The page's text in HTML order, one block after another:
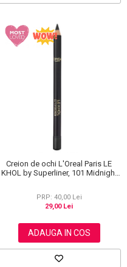
Creion de ochi L'Oreal Paris LE
KHOL by Superliner, 101 Midnight
PRP: 40,00 Lei
29,00 Lei
ADAUGA IN COS